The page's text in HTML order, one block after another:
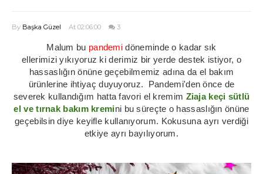
By Başka Güzel At 02:06:00 3
Malum bu pandemi döneminde o kadar sık
ellerimizi yıkıyoruz ki derimiz bir yerde destek istiyor, o
hassaslığın önüne geçebilmemiz adına da el bakım
ürünlerine ihtiyaç duyuyoruz. Pandemi'den önce de
severek kullandığım hatta favori el kremim Ziaja keçi sütlü
el ve tırnak bakım kremini bu süreçte o hassaslığın önüne
geçebilsin diye keyifle kullanıyorum. Kokusuna ayrı verdiği
etkiye ayrı bayılıyorum.